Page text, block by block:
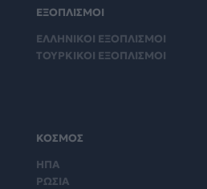
ΕΞΟΠΛΙΣΜΟΙ
ΕΛΛΗΝΙΚΟΙ ΕΞΟΠΛΙΣΜΟΙ
ΤΟΥΡΚΙΚΟΙ ΕΞΟΠΛΙΣΜΟΙ
ΚΟΣΜΟΣ
ΗΠΑ
ΡΩΣΙΑ